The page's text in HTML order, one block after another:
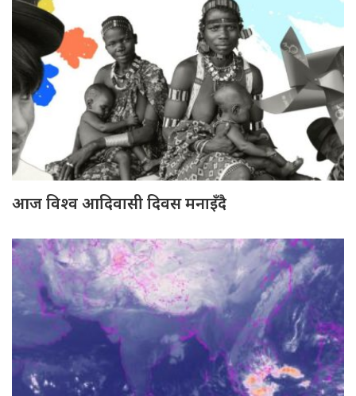
आज विश्व आदिवासी दिवस मनाइँदै